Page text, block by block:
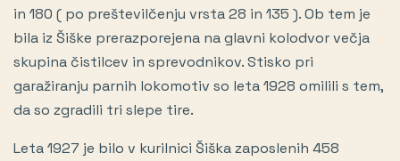
in 180 ( po preštevilčenju vrsta 28 in 135 ). Ob tem je
bila iz Šiške prerazporejena na glavni kolodvor večja
skupina čistilcev in sprevodnikov. Stisko pri
garažiranju parnih lokomotiv so leta 1928 omilili s tem,
da so zgradili tri slepe tire.
Leta 1927 je bilo v kurilnici Šiška zaposlenih 458